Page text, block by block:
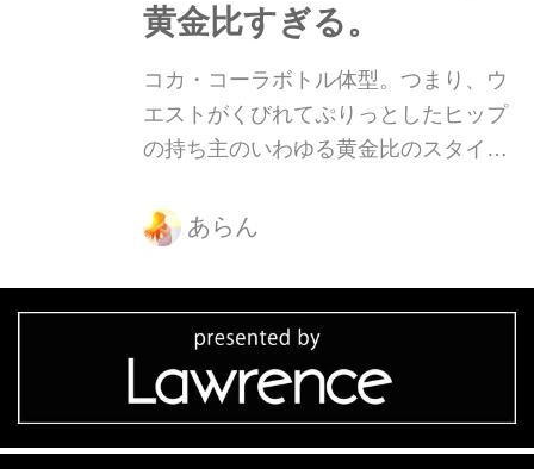
黄金比すぎる。
コカ・コーラボトル体型。つまり、ウ
エストがくびれてぷりっとしたヒップ
の持ち主のいわゆる黄金比のスタイ
紹介していきます！
あらん